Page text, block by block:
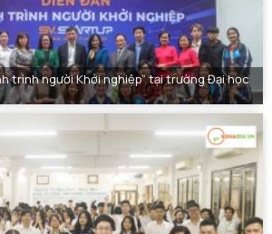
trình người Khởi nghiệp” tại trường Đại học